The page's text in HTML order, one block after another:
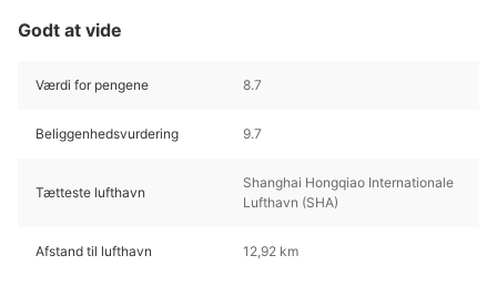
Godt at vide
Værdi for pengene 8.7
Beliggenhedsvurdering 9.7
Tætteste lufthavn
Shanghai Hongqiao Internationale
Lufthavn (SHA)
Afstand til lufthavn 12,92 km